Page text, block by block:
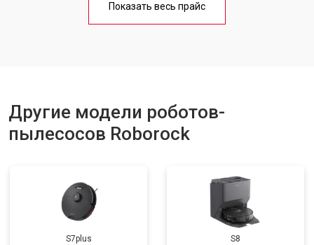
Показать весь прайс
Другие модели роботов-
пылесосов Roborock
S7plus S8